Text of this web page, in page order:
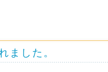
ました。